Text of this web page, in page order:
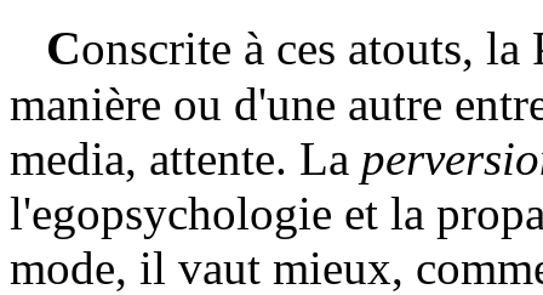
Conscrite à ces atouts, la
manière ou d'une autre
media, attente. La
l'egopsychologie et la
mode, il vaut mieux,